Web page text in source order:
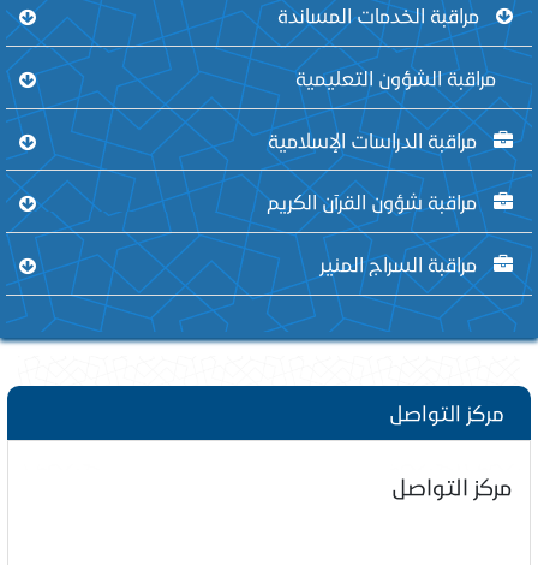
مراقبة الخدمات المساندة
مراقبة الشؤون التعليمية
مراقبة الدراسات الإسلامية
مراقبة شؤون القرآن الكريم
مراقبة السراج المنير
مركز التواصل
مركز التواصل